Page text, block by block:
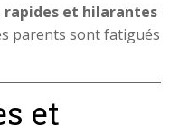
rapides et hilarantes
parents sont fatigués
et